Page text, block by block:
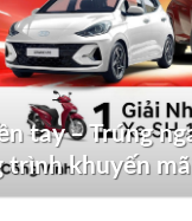
tay – Trúng
trình khuyến